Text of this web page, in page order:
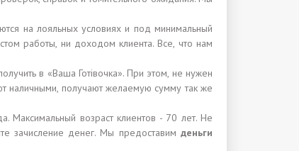
на лояльных условиях и под минимальный
работы, ни доходом клиента. Все, что нам
в «Ваша Готівочка». При этом, не нужен
наличными, получают желаемую сумму так же
Максимальный возраст клиентов - 70 лет. Не
зачисление денег. Мы предоставим деньги